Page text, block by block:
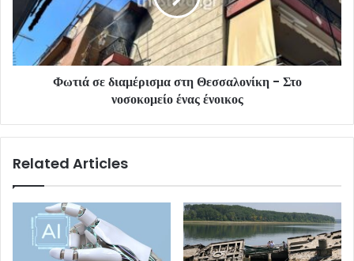
Φωτιά σε διαμέρισμα στη Θεσσαλονίκη - Στο
νοσοκομείο ένας ένοικος
Related Articles